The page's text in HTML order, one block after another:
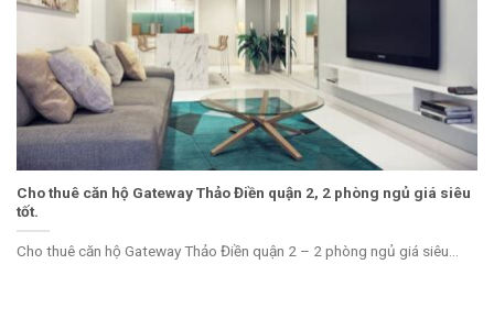
Cho thuê căn hộ Gateway Thảo Điền quận 2, 2 phòng ngủ giá siêu
tốt.
Cho thuê căn hộ Gateway Thảo Điền quận 2 – 2 phòng ngủ giá siêu...